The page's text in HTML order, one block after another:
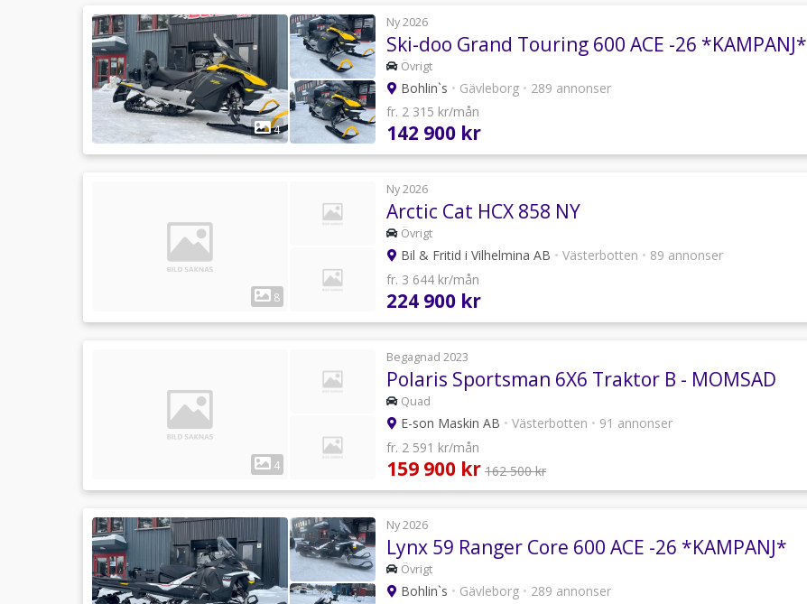
4
Ny 2026
Ski-doo Grand Touring 600 ACE -26 *KAMPANJ*
Övrigt
Bohlin`s • Gävleborg • 289 annonser
fr. 2 315 kr/mån
142 900 kr
8
Ny 2026
Arctic Cat HCX 858 NY
Övrigt
Bil & Fritid i Vilhelmina AB • Västerbotten • 89 annonser
fr. 3 644 kr/mån
224 900 kr
4
Begagnad 2023
Polaris Sportsman 6X6 Traktor B - MOMSAD
Quad
E-son Maskin AB • Västerbotten • 91 annonser
fr. 2 591 kr/mån
159 900 kr 162 500 kr
Ny 2026
Lynx 59 Ranger Core 600 ACE -26 *KAMPANJ*
Övrigt
Bohlin`s • Gävleborg • 289 annonser